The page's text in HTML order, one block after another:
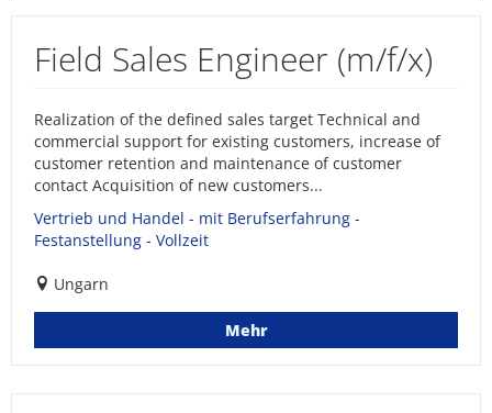
Field Sales Engineer (m/f/x)
Realization of the defined sales target Technical and
commercial support for existing customers, increase of
customer retention and maintenance of customer
contact Acquisition of new customers...
Vertrieb und Handel - mit Berufserfahrung -
Festanstellung - Vollzeit
Ungarn
Mehr